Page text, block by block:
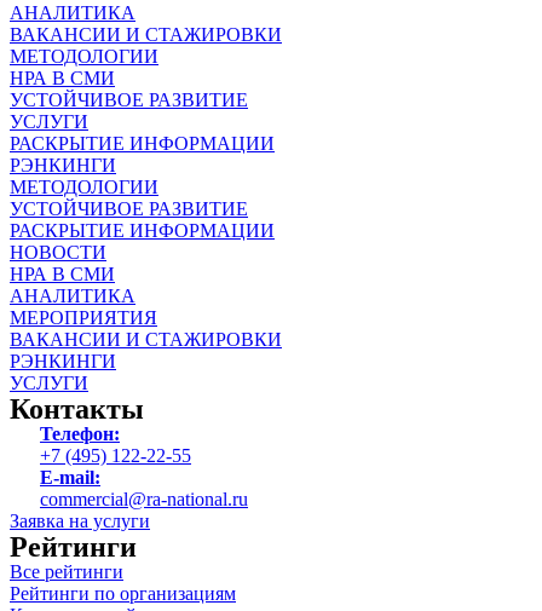
АНАЛИТИКА
ВАКАНСИИ И СТАЖИРОВКИ
МЕТОДОЛОГИИ
НРА В СМИ
УСТОЙЧИВОЕ РАЗВИТИЕ
УСЛУГИ
РАСКРЫТИЕ ИНФОРМАЦИИ
РЭНКИНГИ
МЕТОДОЛОГИИ
УСТОЙЧИВОЕ РАЗВИТИЕ
РАСКРЫТИЕ ИНФОРМАЦИИ
НОВОСТИ
НРА В СМИ
АНАЛИТИКА
МЕРОПРИЯТИЯ
ВАКАНСИИ И СТАЖИРОВКИ
РЭНКИНГИ
УСЛУГИ
Контакты
Телефон:
+7 (495) 122-22-55
E-mail:
commercial@ra-national.ru
Заявка на услуги
Рейтинги
Все рейтинги
Рейтинги по организациям